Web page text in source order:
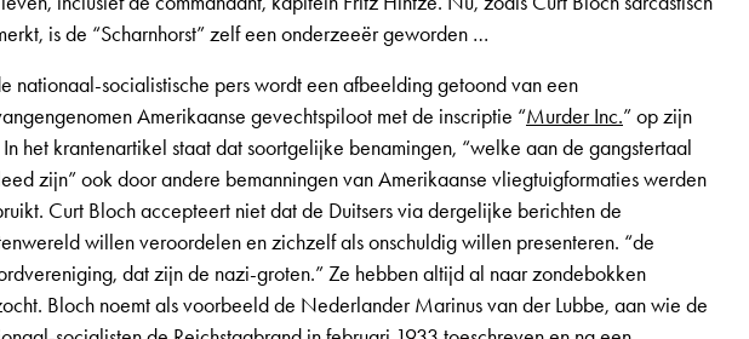
is de “Scharnhorst” zelf een onderzeeër geworden …
nationaal-socialistische pers wordt een afbeelding getoond van een
Amerikaanse gevechtspiloot met de inscriptie “Murder Inc.” op zijn
In het krantenartikel staat dat soortgelijke benamingen, “welke aan de gangstertaal
zijn” ook door andere bemanningen van Amerikaanse vliegtuigformaties werden
Curt Bloch accepteert niet dat de Duitsers via dergelijke berichten de
willen veroordelen en zichzelf als onschuldig willen presenteren. “de
dat zijn de nazi-groten.” Ze hebben altijd al naar zondebokken
Bloch noemt als voorbeeld de Nederlander Marinus van der Lubbe, aan wie de